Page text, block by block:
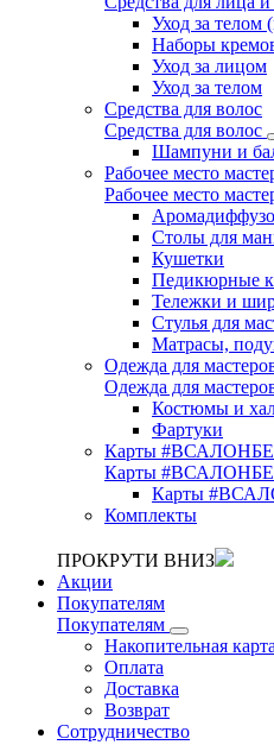
Уход за телом
Наборы
Уход за лицом
Уход за телом
Средства для волос
Средства для волос
Шампуни и
Рабочее место
Рабочее место
Столы для
Кушетки
Педикюрные
Тележки и
Стулья для
Матрасы,
Одежда для
Одежда для
Костюмы и
Фартуки
Карты
Карты
Карты
Комплекты
ПРОКРУТИ ВНИЗ
Акции
Покупателям
Покупателям
Накопительная карта
Оплата
Доставка
Возврат
Сотрудничество